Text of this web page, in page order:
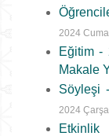
2024 Cuma
Eğitim -
Makale
Söyleşi
2024
Etkinlik